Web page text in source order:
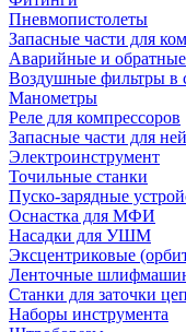
Пневмопистолеты
Запасные части для
Аварийные и
Воздушные фильтры в
Манометры
Реле для компрессоров
Запасные части для
Электроинструмент
Точильные станки
Пуско-зарядные
Оснастка для МФИ
Насадки для УШМ
Эксцентриковые
Ленточные
Станки для заточки
Наборы инструмента